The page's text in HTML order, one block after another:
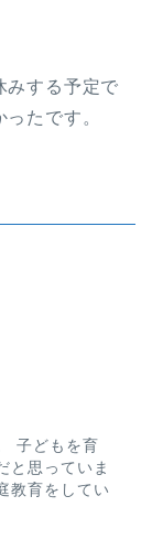
みする予定で
たです。
子どもを育
と思っていま
教育をしてい